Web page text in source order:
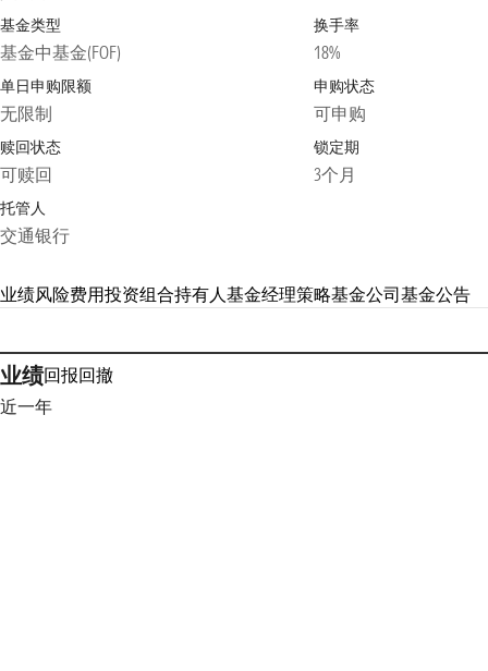
基金类型
基金中基金(FOF)
换手率
18%
单日申购限额
无限制
申购状态
可申购
赎回状态
可赎回
锁定期
3个月
托管人
交通银行
业绩风险费用投资组合持有人基金经理策略基金公司基金公告
业绩回报回撤
近一年